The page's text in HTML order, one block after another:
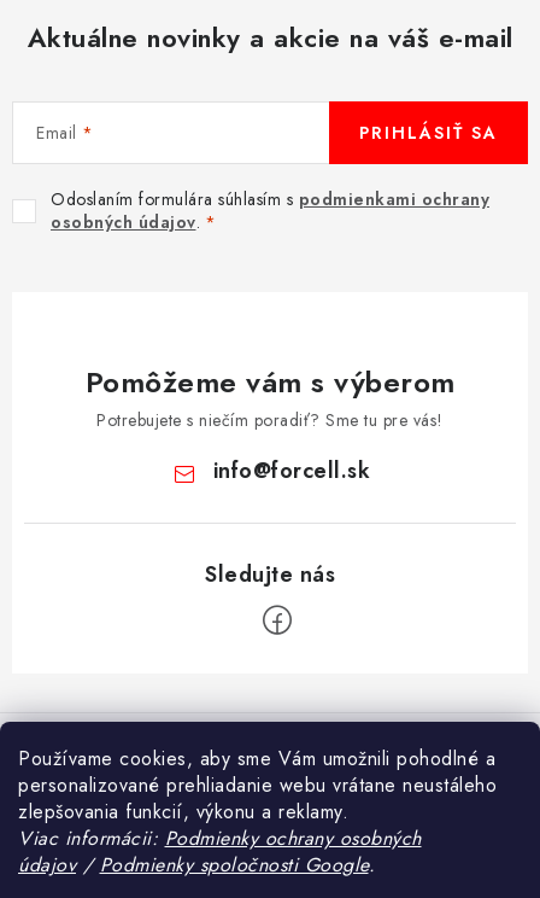
Používame cookies, aby sme Vám umožnili pohodlné a
personalizované prehliadanie webu vrátane neustáleho
zlepšovania funkcií, výkonu a reklamy.
Viac informácii: Podmienky ochrany osobných
údajov/Podmienky spoločnosti Google.
Aktuálne novinky a akcie na váš e-mail
Email
Odoslaním formulára súhlasím s podmienkami ochrany
osobných údajov.
PRIHLÁSIŤ SA
Pomôžeme vám s výberom
Potrebujete s niečím poradiť? Sme tu pre vás!
info@forcell.sk
á
Informácie pre vás
Doprava a platba
Ako nakupovať
Obchodné podmienky
Prijímame online platby
Blog